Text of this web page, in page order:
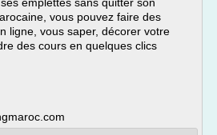
vous pouvez faire des
ligne, vous saper, décorer votre
des cours en quelques clics